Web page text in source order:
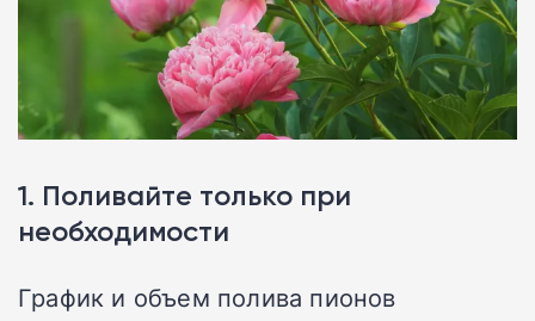
1. Поливайте только при
необходимости
График и объем полива пионов